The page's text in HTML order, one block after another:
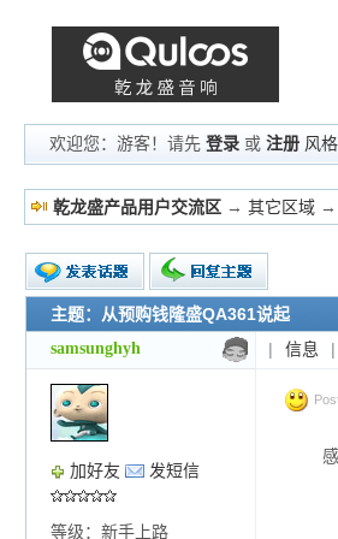
欢迎您：游客！请先登录 或注册 风格
乾龙盛产品用户交流区 →其它区域
新的主题
投票帖
交易帖
小字报
主题：从预购钱隆盛QA361说起
samsunghyh | 信息 |
加好友 发短信
等级：新手上路